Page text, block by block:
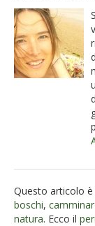
Questo articolo
boschi,
natura. Ecco il